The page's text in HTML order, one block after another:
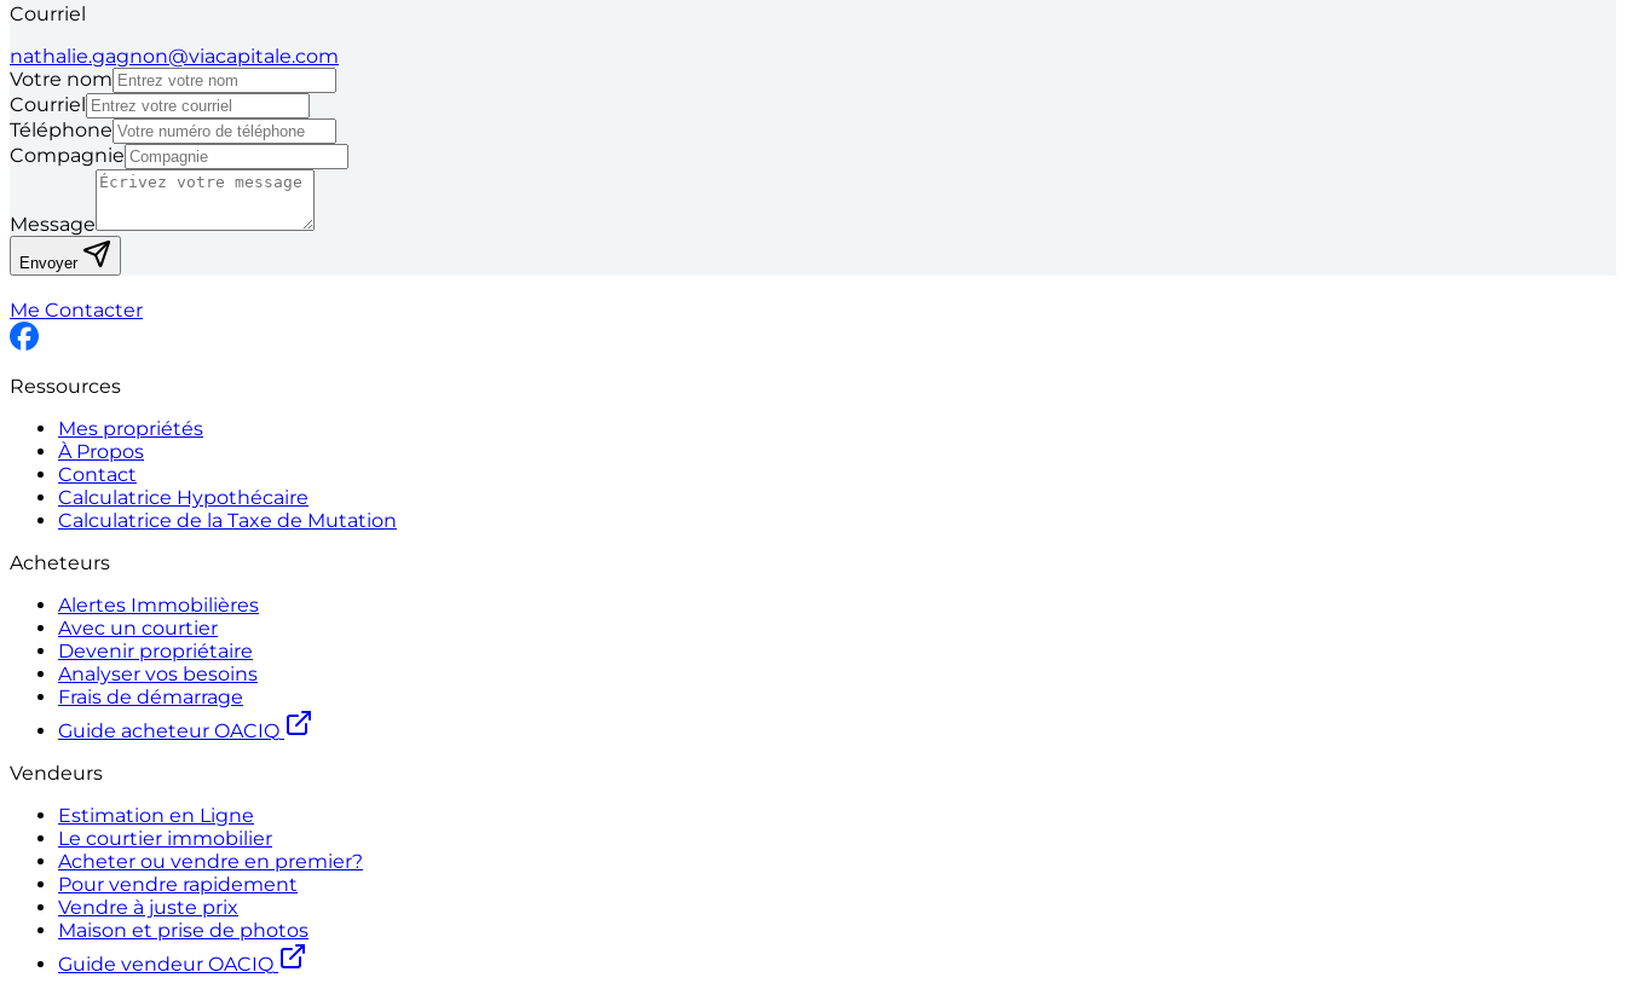
Courriel
nathalie.gagnon@viacapitale.com
Votre nom
Courriel
Téléphone
Compagnie
Message
Envoyer
Me Contacter
Ressources
Mes propriétés
À Propos
Contact
Calculatrice Hypothécaire
Calculatrice de la Taxe de Mutation
Acheteurs
Alertes Immobilières
Avec un courtier
Devenir propriétaire
Analyser vos besoins
Frais de démarrage
Guide acheteur OACIQ
Vendeurs
Estimation en Ligne
Le courtier immobilier
Acheter ou vendre en premier?
Pour vendre rapidement
Vendre à juste prix
Maison et prise de photos
Guide vendeur OACIQ